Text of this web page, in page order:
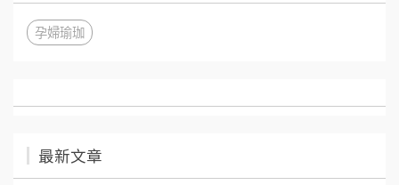
孕婦瑜珈
最新文章